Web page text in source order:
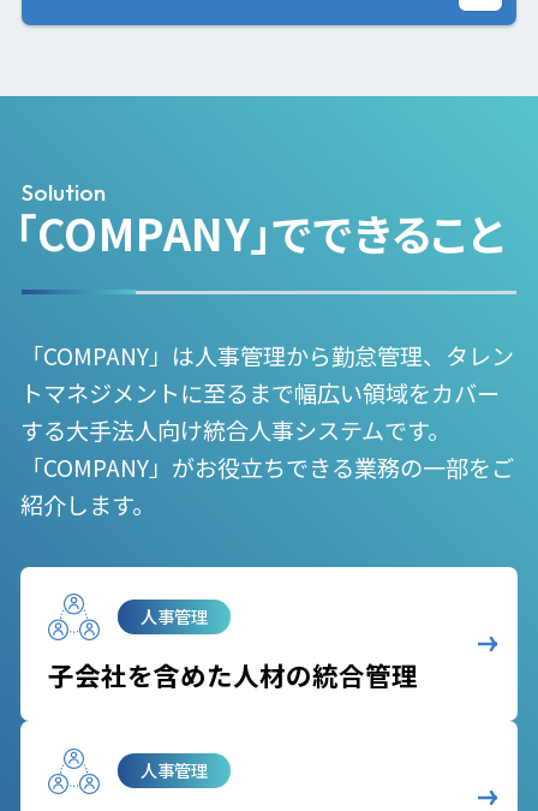
Solution
「COMPANY」でできること
「COMPANY」は人事管理から勤怠管理、タレン
トマネジメントに至るまで幅広い領域をカバー
する大手法人向け統合人事システムです。
「COMPANY」がお役立ちできる業務の一部をご
紹介します。
人事管理
子会社を含めた人材の統合管理
人事管理